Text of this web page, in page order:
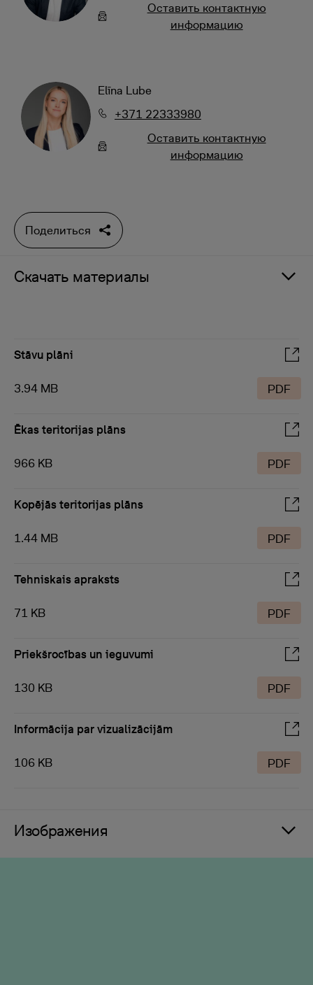
Oставить контактную
информацию
Elīna Lube
+371 22333980
Oставить контактную
информацию
Поделиться
Скачать материалы
Stāvu plāni
3.94 MB PDF
Ēkas teritorijas plāns
966 KB PDF
Kopējās teritorijas plāns
1.44 MB PDF
Tehniskais apraksts
71 KB PDF
Priekšrocības un ieguvumi
130 KB PDF
Informācija par vizualizācijām
106 KB PDF
Изображения